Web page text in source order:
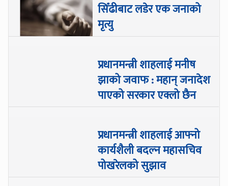
सिँढीबाट लडेर एक जनाको
मृत्यु
प्रधानमन्त्री शाहलाई मनीष
झाको जवाफ : महान् जनादेश
पाएको सरकार एक्लो छैन
प्रधानमन्त्री शाहलाई आफ्नो
कार्यशैली बदल्न महासचिव
पोखरेलको सुझाव